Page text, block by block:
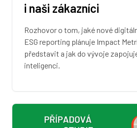
i naši zákazníci
Rozhovor o tom, jaké nové
ESG reporting plánuje Impact
představit a jak do vývoje
inteligenci.